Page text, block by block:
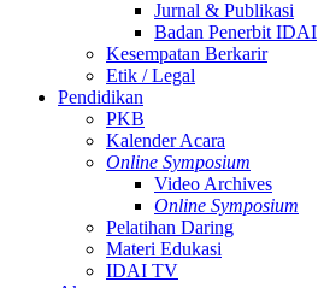
Jurnal & Publikasi
Badan Penerbit IDAI
Kesempatan Berkarir
Etik / Legal
Pendidikan
PKB
Kalender Acara
Online Symposium
Video Archives
Online Symposium
Pelatihan Daring
Materi Edukasi
IDAI TV